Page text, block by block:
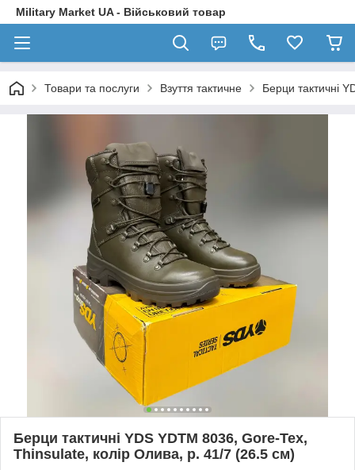
Military Market UA - Військовий товар
Товари та послуги Взуття тактичне Берци тактичні
Берци тактичні YDS YDTM 8036, Gore-Tex,
Thinsulate, колір Олива, р. 41/7 (26.5 см)